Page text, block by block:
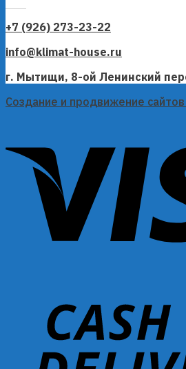
+7 (926) 273-23-22
info@klimat-house.ru
г. Мытищи, 8-ой Ленинский
Создание и продвижение сайтов